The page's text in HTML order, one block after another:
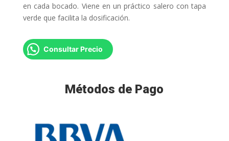
en cada bocado. Viene en un práctico salero con tapa
verde que facilita la dosificación.
Consultar Precio
Métodos de Pago